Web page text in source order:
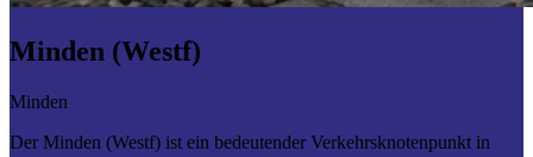
Minden (Westf)
Minden
Der Minden (Westf) ist ein bedeutender Verkehrsknotenpunkt in